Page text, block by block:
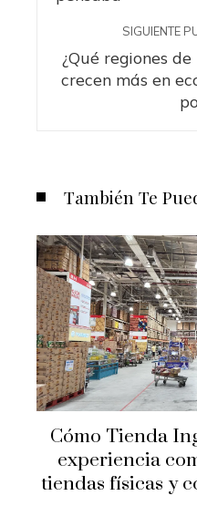
SIGUIENTE
¿Qué regiones
crecen más en
También Te
Cómo Tienda
experiencia
tiendas físicas y